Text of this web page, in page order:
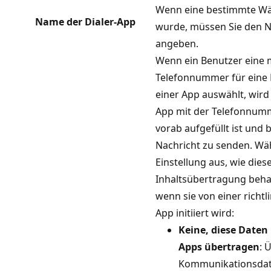
Name der Dialer-App
Wenn eine bestimmte
wurde, müssen Sie den
angeben.
Wenn ein Benutzer eine
Telefonnummer für eine
einer App auswählt,
App mit der
vorab aufgefüllt ist und
Nachricht zu senden.
Einstellung aus, wie
Inhaltsübertragung
wenn sie von einer
App initiiert wird:
Keine, diese
Apps übertragen: